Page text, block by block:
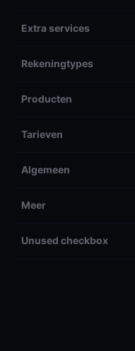
Extra services
Rekeningtypes
Producten
Tarieven
Algemeen
Meer
Unused checkbox